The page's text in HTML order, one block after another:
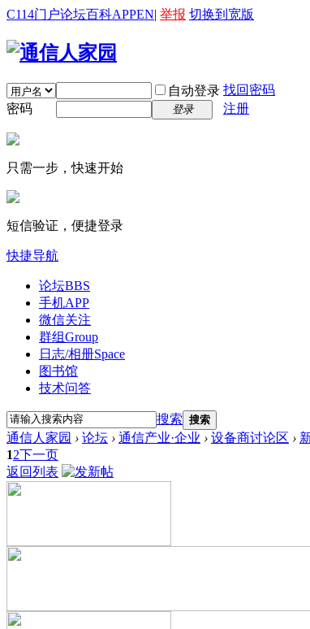
C114门户论坛百科APPEN| 举报 切换到宽版
自动登录 找回密码
密码
登录 注册
只需一步，快速开始
短信验证，便捷登录
快捷导航
论坛BBS
手机APP
微信关注
群组Group
日志/相册Space
图书馆
技术问答
搜索 搜索
通信人家园 › 论坛 › 通信产业·企业 › 设备商讨论区 ›
12下一页
返回列表